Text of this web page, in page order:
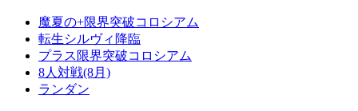
魔夏の+限界突破コロシアム
転生シルヴィ降臨
プラス限界突破コロシアム
8人対戦(8月)
ランダン